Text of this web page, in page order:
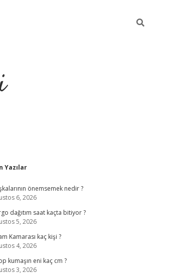
Yazılar
önemsemek nedir ?
6, 2026
dağıtım saat kaçta bitiyor ?
5, 2026
Kamarası kaç kişi ?
4, 2026
kumaşın eni kaç cm ?
3, 2026